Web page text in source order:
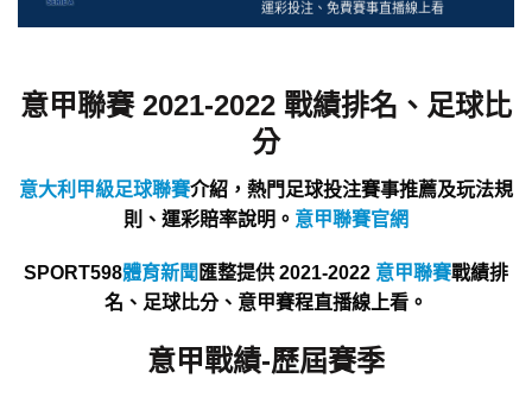
運彩投注、免費賽事直播線上看
意甲聯賽 2021-2022 戰績排名、足球比
分
意大利甲級足球聯賽介紹，熱門足球投注賽事推薦及玩法規
則、運彩賠率說明。 意甲聯賽官網
SPORT598體育新聞 匯整提供 2021-2022 意甲聯賽戰績排
名、足球比分、意甲賽程直播線上看。
意甲戰績-歷屆賽季